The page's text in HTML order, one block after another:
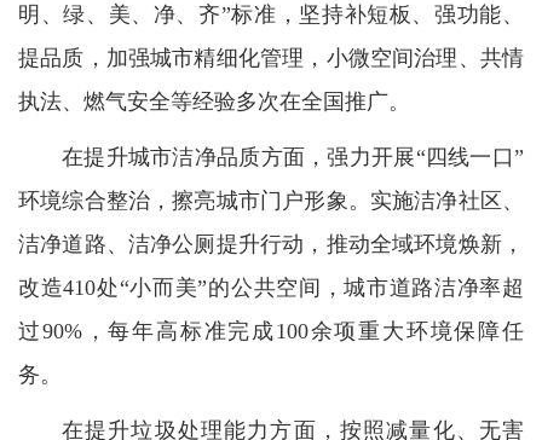
明、绿、美、净、齐”标准，坚持补短板、强功能、
提品质，加强城市精细化管理，小微空间治理、共情
执法、燃气安全等经验多次在全国推广。
在提升城市洁净品质方面，强力开展“四线一口”
环境综合整治，擦亮城市门户形象。实施洁净社区、
洁净道路、洁净公厕提升行动，推动全域环境焕新，
改造410处“小而美”的公共空间，城市道路洁净率超
过90%，每年高标准完成100余项重大环境保障任
务。
在提升垃圾处理能力方面，按照减量化、无害